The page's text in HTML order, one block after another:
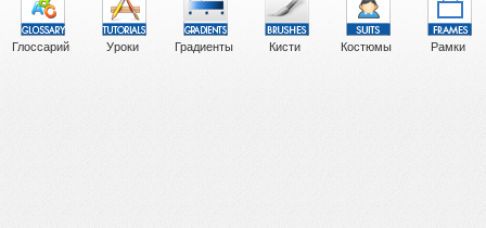
Глоссарий Уроки Градиенты Кисти Костюмы Рамки